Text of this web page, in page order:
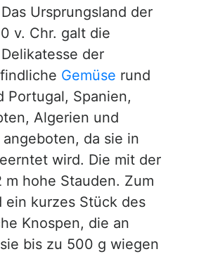
Ursprungsland der
v. Chr. galt die
der
Gemüse rund
Portugal, Spanien,
Algerien und
da sie in
wird. Die mit der
hohe Stauden. Zum
ein kurzes Stück des
Knospen, die an
bis zu 500 g wiegen